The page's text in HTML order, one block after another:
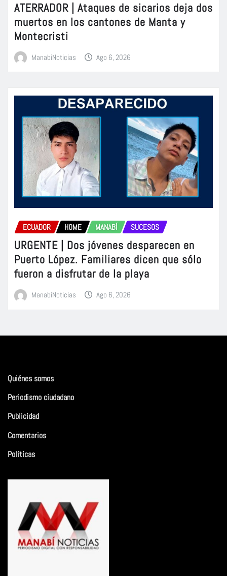
ATERRADOR | Ataques de sicarios deja dos
muertos en los cantones de Manta y
Montecristi
ManabiNoticias Ago 6, 2026
ECUADOR HOME MANABÍ SUCESOS
URGENTE | Dos jóvenes desparecen en
Puerto López. Familiares dicen que sólo
fueron a disfrutar de la playa
ManabiNoticias Ago 6, 2026
Quiénes somos
Periodismo ciudadano
Publicidad
Comentarios
Políticas